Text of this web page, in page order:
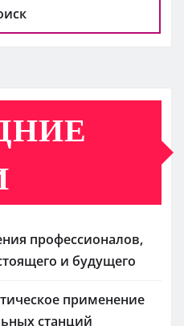
профессионалов,
и будущего
применение
станций